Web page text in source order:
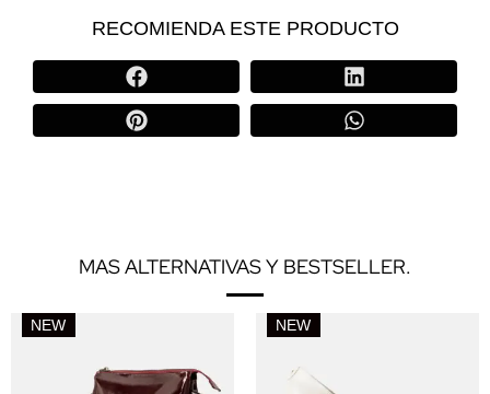
RECOMIENDA ESTE PRODUCTO
MAS ALTERNATIVAS Y BESTSELLER.
NEW NEW